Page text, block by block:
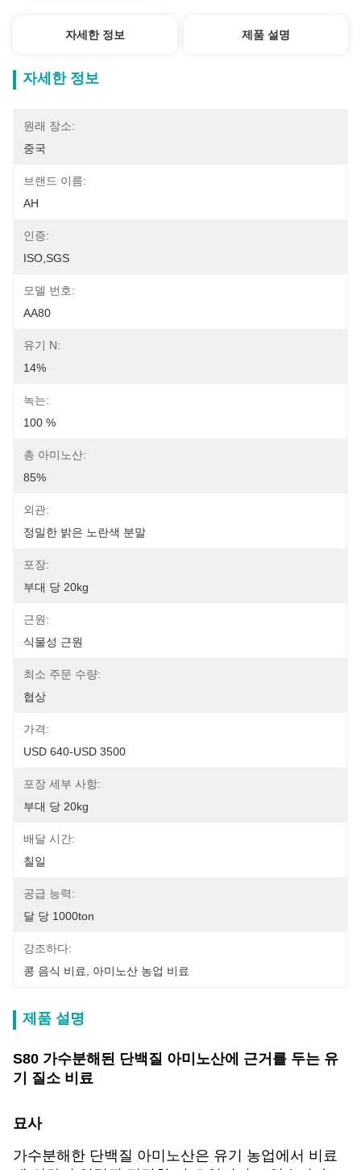
자세한 정보 제품 설명
자세한 정보
원래 장소:
중국
브랜드 이름:
AH
인증:
ISO,SGS
모델 번호:
AA80
유기 N:
14%
녹는:
100 %
총 아미노산:
85%
외관:
정밀한 밝은 노란색 분말
포장:
부대 당 20kg
근원:
식물성 근원
최소 주문 수량:
협상
가격:
USD 640-USD 3500
포장 세부 사항:
부대 당 20kg
배달 시간:
칠일
공급 능력:
달 당 1000ton
강조하다:
콩 음식 비료
아미노산 농업 비료
제품 설명
S80 가수분해된 단백질 아미노산에 근거를 두는 유
기 질소 비료
묘사
가수분해한 단백질 아미노산은 유기 농업에서 비료